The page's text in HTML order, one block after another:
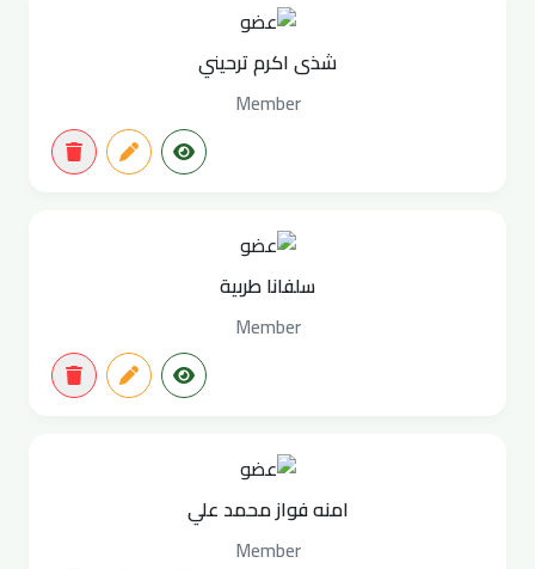
شذى اكرم ترحيني
Member
سلفانا طربية
Member
امنه فواز محمد علي
Member